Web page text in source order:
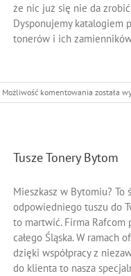
że nic już się nie da
Dysponujemy katalogiem
tonerów i ich
Możliwość komentowania Tusze
Tonery
została
Tusze Tonery Bytom
Mieszkasz w Bytomiu? To
odpowiedniego tuszu do
to martwić. Firma Rafcom
całego Śląska. W ramach
dzięki współpracy z
do klienta to nasza